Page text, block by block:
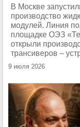
В Москве
производство
модулей. Линия
площадке ОЭЗ
открыли
трансиверов –
9 июля 2026